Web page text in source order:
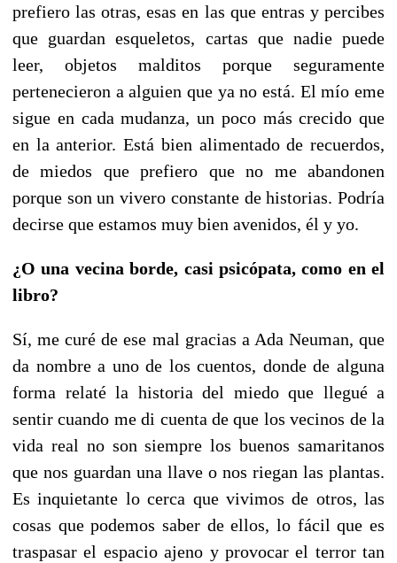
prefiero las otras, esas en las que entras y percibes
que guardan esqueletos, cartas que nadie puede
leer, objetos malditos porque seguramente
pertenecieron a alguien que ya no está. El mío eme
sigue en cada mudanza, un poco más crecido que
en la anterior. Está bien alimentado de recuerdos,
de miedos que prefiero que no me abandonen
porque son un vivero constante de historias. Podría
decirse que estamos muy bien avenidos, él y yo.
¿O una vecina borde, casi psicópata, como en el
libro?
Sí, me curé de ese mal gracias a Ada Neuman, que
da nombre a uno de los cuentos, donde de alguna
forma relaté la historia del miedo que llegué a
sentir cuando me di cuenta de que los vecinos de la
vida real no son siempre los buenos samaritanos
que nos guardan una llave o nos riegan las plantas.
Es inquietante lo cerca que vivimos de otros, las
cosas que podemos saber de ellos, lo fácil que es
traspasar el espacio ajeno y provocar el terror tan